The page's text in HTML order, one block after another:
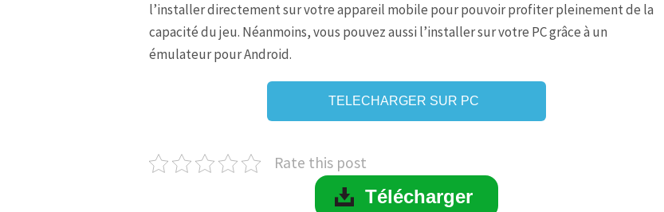
l’installer directement sur votre appareil mobile pour pouvoir profiter pleinement de la
capacité du jeu. Néanmoins, vous pouvez aussi l’installer sur votre PC grâce à un
émulateur pour Android.
TELECHARGER SUR PC
Rate this post
Télécharger